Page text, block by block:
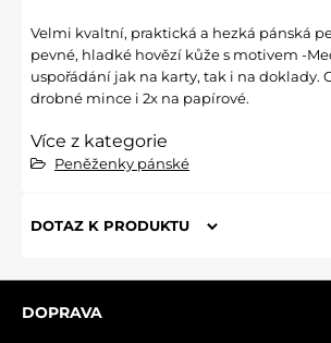
Velmi kvaltní, praktická a hezká pánská
pevné, hladké hovězí kůže s motivem -
uspořádání jak na karty, tak i na doklady.
drobné mince i 2x na papírové.
Více z kategorie
Peněženky pánské
DOTAZ K PRODUKTU
DOPRAVA